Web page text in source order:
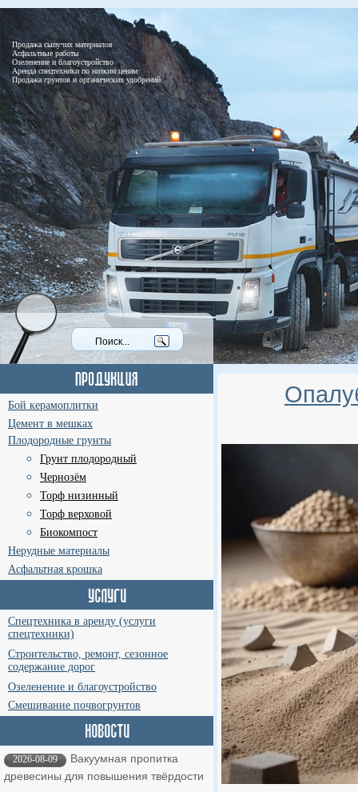
Продажа сыпучих материалов
Асфальтные работы
Озеленение и благоустройство
Аренда спецтехники по низким ценам
Продажа грунтов и органических удобрений
Бой керамоплитки
Цемент в мешках
Плодородные грунты
Грунт плодородный
Чернозём
Торф низинный
Торф верховой
Биокомпост
Нерудные материалы
Асфальтная крошка
Спецтехника в аренду (услуги
спецтехники)
Строительство, ремонт, сезонное
содержание дорог
Озеленение и благоустройство
Смешивание почвогрунтов
2026-08-09
Вакуумная пропитка
древесины для повышения твёрдости